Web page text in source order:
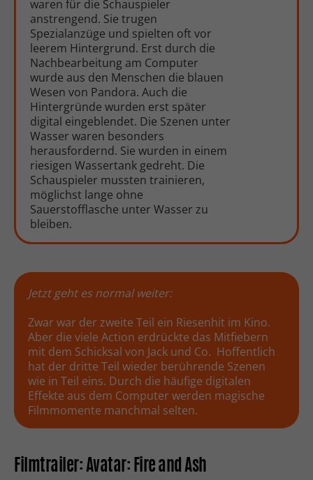
waren für die Schauspieler
anstrengend. Sie trugen
Spezialanzüge und spielten oft vor
leerem Hintergrund. Erst durch die
Nachbearbeitung am Computer
wurde aus den Menschen die blauen
Wesen von Pandora. Auch die
Hintergründe wurden erst später
digital eingeblendet. Die Szenen unter
Wasser waren besonders
herausfordernd. Sie wurden in einem
riesigen Wassertank gedreht. Die
Schauspieler mussten trainieren,
möglichst lange ohne
Sauerstofflasche unter Wasser zu
bleiben.
Jetzt geht es normal weiter:
Zwar war der zweite Teil ein Riesenhit im Kino.
Aber die viele Action erdrückte das Mitfiebern
mit dem Schicksal von Jack und Co. Hoffentlich
hat der dritte Teil wieder berührende Szenen
wie in Teil eins. Durch die häufige digitalen
Effekte aus dem Computer werden magische
Filmmomente manchmal selten.
Filmtrailer: Avatar: Fire and Ash